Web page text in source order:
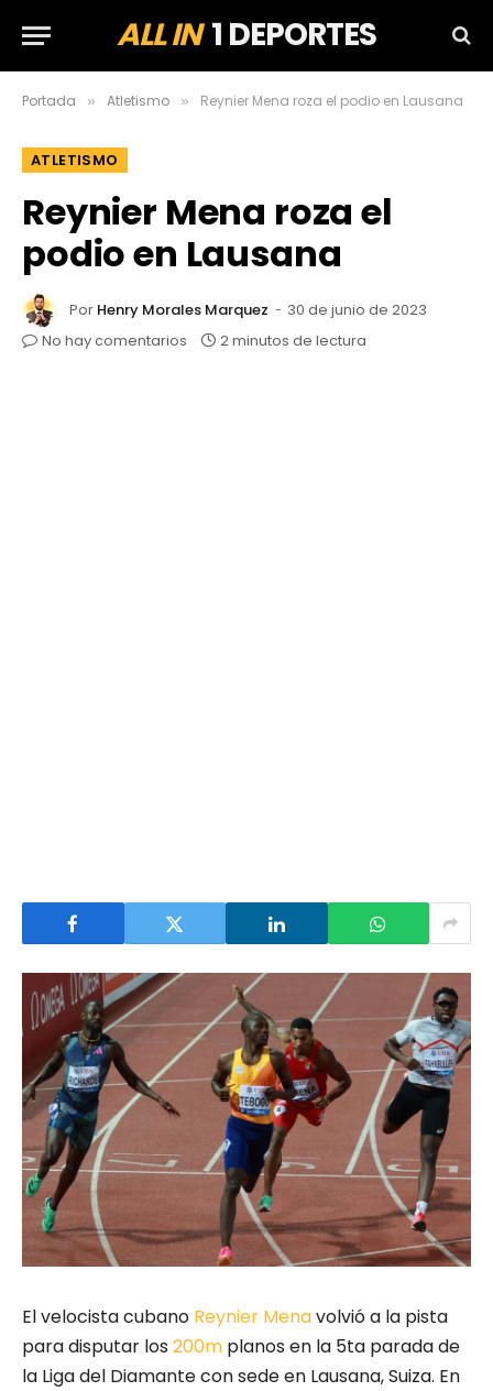
ALL IN1 DEPORTES
Portada » Atletismo » Reynier Mena roza el podio en Lausana
ATLETISMO
Reynier Mena roza el
podio en Lausana
Por Henry Morales Marquez
30 de junio de 2023
No hay comentarios
2 minutos de lectura
El velocista cubano Reynier Menavolvió a la pista
para disputar los 200m planos en la 5ta parada de
la Liga del Diamante con sede en Lausana, Suiza. En